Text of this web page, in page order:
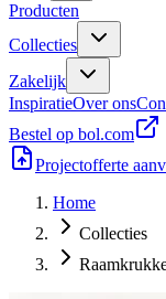
Producten
Collecties
Zakelijk
InspiratieOver ons
Bestel op bol.com
Projectofferte
Home
Collecties